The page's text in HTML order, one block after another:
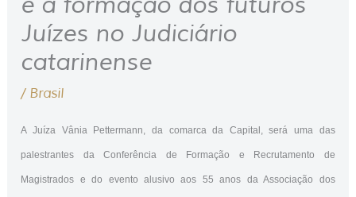
Juízes no Judiciário
catarinense
/ Brasil
A Juíza Vânia Pettermann, da comarca da Capital, será uma das
palestrantes da Conferência de Formação e Recrutamento de
Magistrados e do evento alusivo aos 55 anos da Associação dos